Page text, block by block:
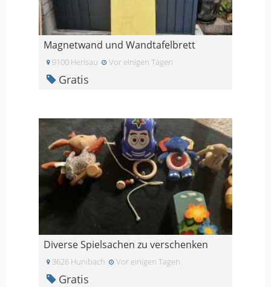
Magnetwand und Wandtafelbrett
9100 Herisau Vor einigen Tagen
Gratis
Diverse Spielsachen zu verschenken
3626 Hunibach Vor einigen Tagen
Gratis